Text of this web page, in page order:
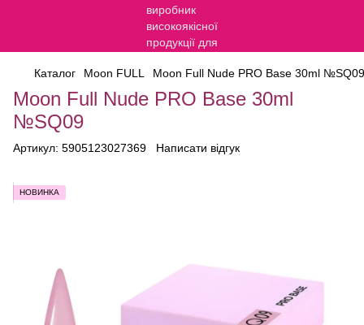
Каталог Moon FULL Moon Full Nude PRO Base 30ml №SQ09
Moon Full Nude PRO Base 30ml
№SQ09
Артикул: 5905123027369 Написати відгук
НОВИНКА